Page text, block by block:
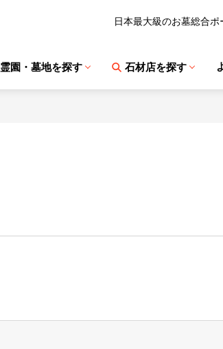
日本最大級のお墓総合ポ
霊園・墓地を探す 石材店を探す